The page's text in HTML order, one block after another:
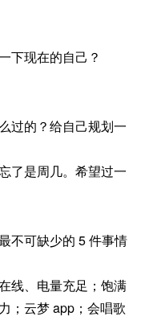
下现在的自己？
过的？给自己规划一
了是周几。希望过一
不可缺少的 5 件事情
线、电量充足；饱满
；云梦 app；会唱歌